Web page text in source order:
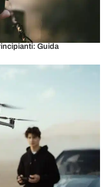
Guida